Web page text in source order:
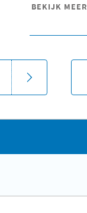
BEKIJK MEER